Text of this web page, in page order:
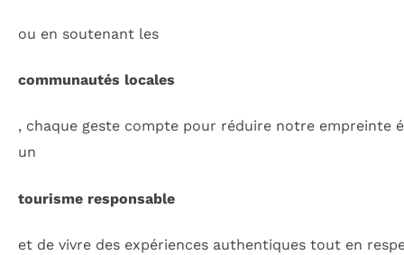
ou en soutenant les
communautés locales
, chaque geste compte pour réduire notre empreinte
un
tourisme responsable
et de vivre des expériences authentiques tout en